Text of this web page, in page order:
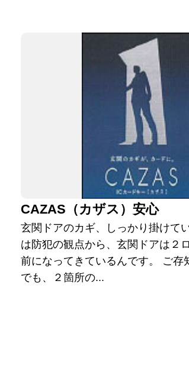
CAZAS（カザス）安心
玄関ドアのカギ、しっかり掛けて
は防犯の観点から、玄関ドアは２
前になってきているんです。 ご存
でも、２箇所の...